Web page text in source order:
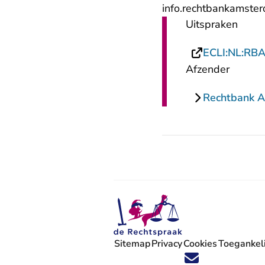
Uitspraken
Afzender
Rechtbank
Volg ons op X (Twitter) - U verlaat
Volg ons op Facebook - U
Volg ons op Instagram - U
Volg ons op Youtube - U
Volg ons op LinkedIn
'Blijf op de
SitemapPrivacyCookies